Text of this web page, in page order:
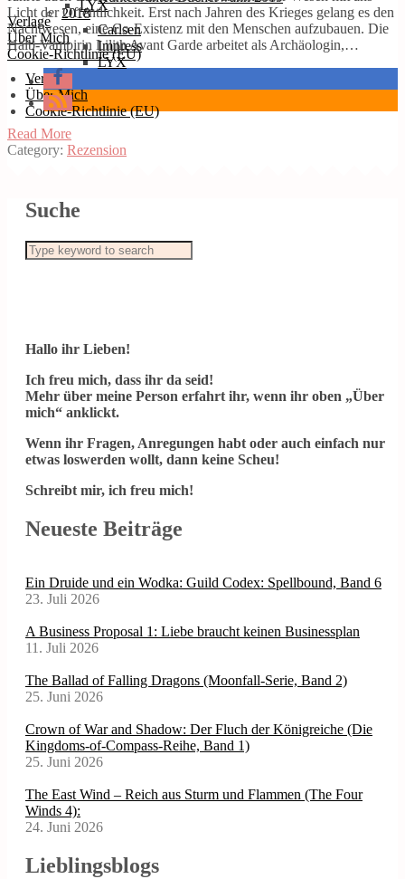
LYX
Verlage
Über Mich
Cookie-Richtlinie (EU)
2018
Carlsen
Impress
LYX
Verlage
Über Mich
Cookie-Richtlinie (EU)
Licht der Öffentlichkeit. Erst nach Jahren des Krieges gelang es den
Nachtwesen, eine Co-Existenz mit den Menschen aufzubauen. Die
Halb-Vampirin Lilith Avant Garde arbeitet als Archäologin,…
Read More
Category: Rezension
Suche
Hallo ihr Lieben!
Ich freu mich, dass ihr da seid!
Mehr über meine Person erfahrt ihr, wenn ihr oben „Über
mich“ anklickt.
Wenn ihr Fragen, Anregungen habt oder auch einfach nur
etwas loswerden wollt, dann keine Scheu!
Schreibt mir, ich freu mich!
Neueste Beiträge
Ein Druide und ein Wodka: Guild Codex: Spellbound, Band 6
23. Juli 2026
A Business Proposal 1: Liebe braucht keinen Businessplan
11. Juli 2026
The Ballad of Falling Dragons (Moonfall-Serie, Band 2)
25. Juni 2026
Crown of War and Shadow: Der Fluch der Königreiche (Die
Kingdoms-of-Compass-Reihe, Band 1)
25. Juni 2026
The East Wind – Reich aus Sturm und Flammen (The Four
Winds 4):
24. Juni 2026
Lieblingsblogs